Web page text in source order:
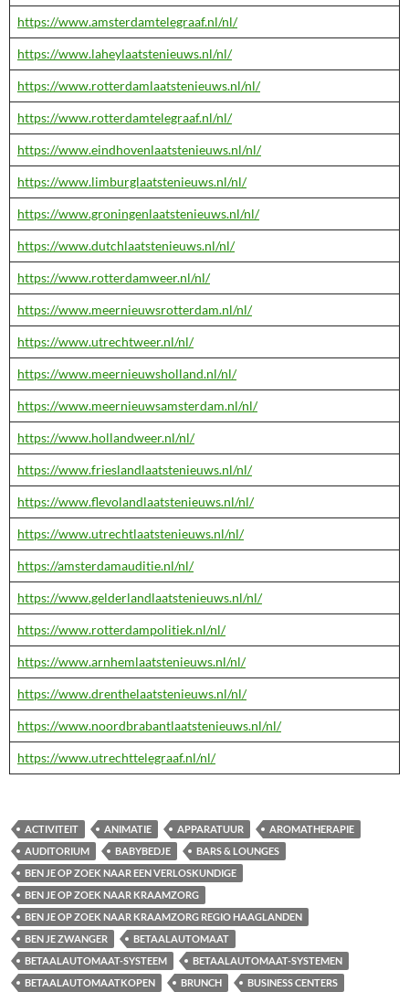
https://www.amsterdamtelegraaf.nl/nl/
https://www.laheylaatstenieuws.nl/nl/
https://www.rotterdamlaatstenieuws.nl/nl/
https://www.rotterdamtelegraaf.nl/nl/
https://www.eindhovenlaatstenieuws.nl/nl/
https://www.limburglaatstenieuws.nl/nl/
https://www.groningenlaatstenieuws.nl/nl/
https://www.dutchlaatstenieuws.nl/nl/
https://www.rotterdamweer.nl/nl/
https://www.meernieuwsrotterdam.nl/nl/
https://www.utrechtweer.nl/nl/
https://www.meernieuwsholland.nl/nl/
https://www.meernieuwsamsterdam.nl/nl/
https://www.hollandweer.nl/nl/
https://www.frieslandlaatstenieuws.nl/nl/
https://www.flevolandlaatstenieuws.nl/nl/
https://www.utrechtlaatstenieuws.nl/nl/
https://amsterdamauditie.nl/nl/
https://www.gelderlandlaatstenieuws.nl/nl/
https://www.rotterdampolitiek.nl/nl/
https://www.arnhemlaatstenieuws.nl/nl/
https://www.drenthelaatstenieuws.nl/nl/
https://www.noordbrabantlaatstenieuws.nl/nl/
https://www.utrechttelegraaf.nl/nl/
ACTIVITEIT ANIMATIE APPARATUUR
AROMATHERAPIE
AUDITORIUM
BABYBEDJE
BARS & LOUNGES
BEN JE OP ZOEK NAAR EEN VERLOSKUNDIGE
BEN JE OP ZOEK NAAR KRAAMZORG
BEN JE OP ZOEK NAAR KRAAMZORG REGIO HAAGLANDEN
BEN JE ZWANGER
BETAALAUTOMAAT
BETAALAUTOMAAT-SYSTEEM
BETAALAUTOMAAT-SYSTEMEN
BETAALAUTOMAATKOPEN
BRUNCH BUSINESS CENTERS